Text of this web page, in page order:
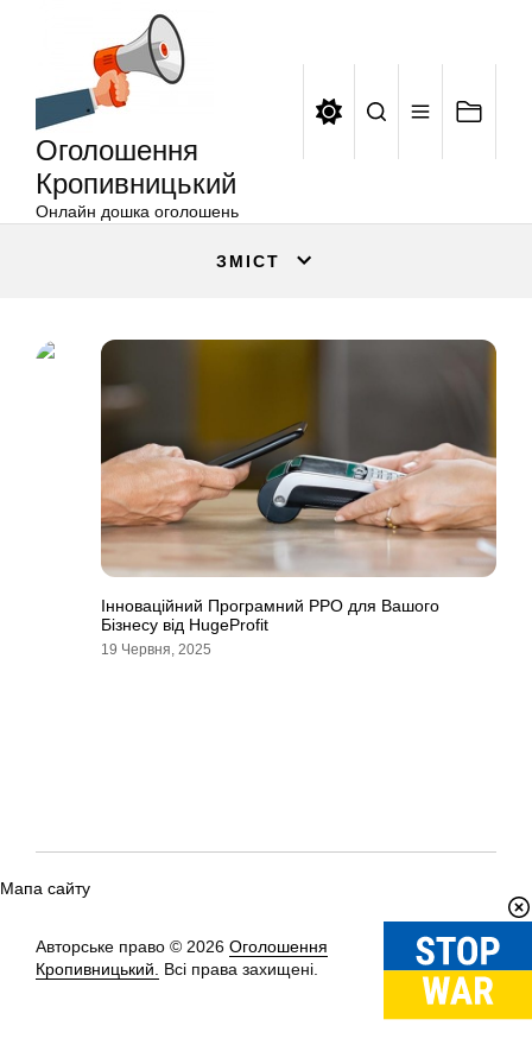
Оголошення
Кропивницький
Онлайн дошка оголошень
ЗМІСТ
Інноваційний Програмний РРО для Вашого
Бізнесу від HugeProfit
19 Червня, 2025
Мапа сайту
Авторське право © 2026 Оголошення
Кропивницький.
Всі права захищені.
Вгору↑